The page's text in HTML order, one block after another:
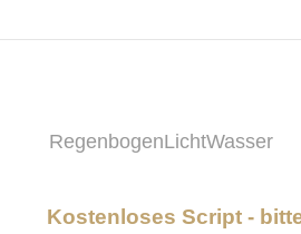
RegenbogenLichtWasser
Kostenloses Script -